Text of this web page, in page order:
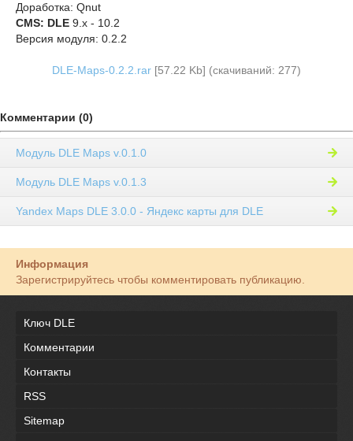
Доработка: Qnut
CMS: DLE 9.x - 10.2
Версия модуля: 0.2.2
DLE-Maps-0.2.2.rar [57.22 Kb] (cкачиваний: 277)
Комментарии (0)
Модуль DLE Maps v.0.1.0
Модуль DLE Maps v.0.1.3
Yandex Maps DLE 3.0.0 - Яндекс карты для DLE
Информация
Зарегистрируйтесь чтобы комментировать публикацию.
Ключ DLE
Комментарии
Контакты
RSS
Sitemap